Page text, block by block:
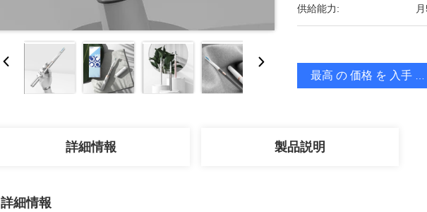
供給能力:
最高 の 価格 を 入手 す
詳細情報 製品説明
詳細情報